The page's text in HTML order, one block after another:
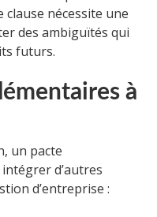
clause nécessite une
des ambiguïtés qui
futurs.
à
un pacte
d’autres
d’entreprise :